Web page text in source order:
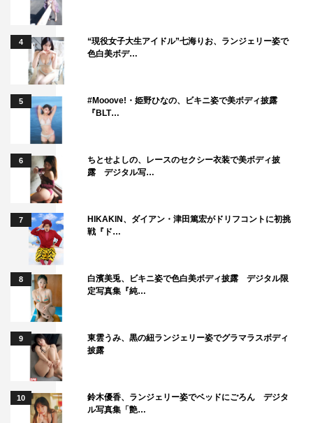
4
“現役女子大生アイドル”七海りお、ランジェリー姿で
色白美ボデ…
5
#Mooove!・姫野ひなの、ビキニ姿で美ボディ披露
『BLT…
6
ちとせよしの、レースのセクシー衣装で美ボディ披
露 デジタル写…
7
HIKAKIN、ダイアン・津田篤宏がドリフコントに初挑
戦『ド…
8
白濱美兎、ビキニ姿で色白美ボディ披露 デジタル限
定写真集『純…
9
東雲うみ、黒の紐ランジェリー姿でグラマラスボディ
披露
10
鈴木優香、ランジェリー姿でベッドにごろん デジタ
ル写真集「艶…